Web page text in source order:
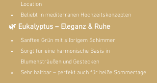
Location
Beliebt in mediterranen Hochzeitskonzepten
🌿 Eukalyptus – Eleganz & Ruhe
Sanftes Grün mit silbrigem Schimmer
Sorgt für eine harmonische Basis in
Blumensträußen und Gestecken
Sehr haltbar – perfekt auch für heiße Sommertage